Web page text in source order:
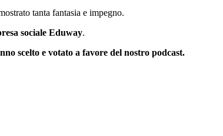
tanta fantasia e impegno.
sociale Eduway.
scelto e votato a favore del nostro podcast.